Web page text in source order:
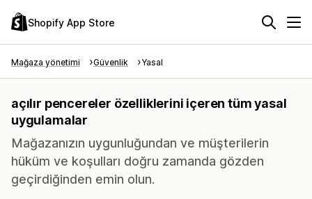
Shopify App Store
Mağaza yönetimi Güvenlik Yasal
açılır pencereler özelliklerini içeren tüm yasal
uygulamalar
Mağazanızın uygunluğundan ve müşterilerin
hüküm ve koşulları doğru zamanda gözden
geçirdiğinden emin olun.